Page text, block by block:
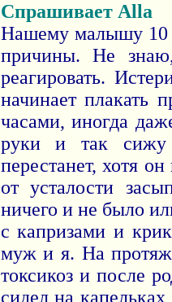
Спрашивает Alla
Нашему малышу 10
причины. Не
реагировать.
начинает плакать
часами, иногда
руки и так сижу
перестанет, хотя
от усталости
ничего и не было
с капризами и
муж и я. На
токсикоз и после
сидел на